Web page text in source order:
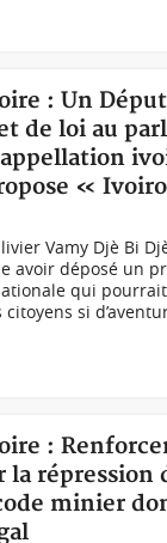
: Un
de loi au
«
Vamy Djè Bi
avoir déposé un
qui
citoyens si
:
la répression
minier